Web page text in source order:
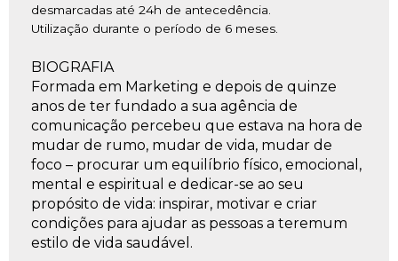
desmarcadas até 24h de antecedência.
Utilização durante o período de 6 meses.
BIOGRAFIA
Formada em Marketing e depois de quinze
anos de ter fundado a sua agência de
comunicação percebeu que estava na hora de
mudar de rumo, mudar de vida, mudar de
foco – procurar um equilíbrio físico, emocional,
mental e espiritual e dedicar-se ao seu
propósito de vida: inspirar, motivar e criar
condições para ajudar as pessoas a teremum
estilo de vida saudável.